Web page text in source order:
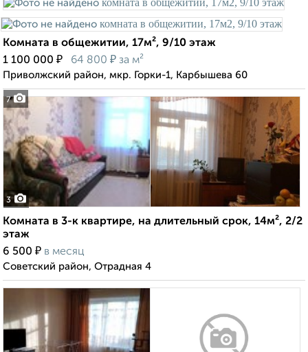
7
Комната в общежитии, 17м², 9/10 этаж
1 100 000 ₽ 64 800 ₽ за м²
Приволжский район, мкр. Горки-1, Карбышева 60
3
Комната в 3-к квартире, на длительный срок, 14м², 2/2
этаж
6 500 ₽ в месяц
Советский район, Отрадная 4